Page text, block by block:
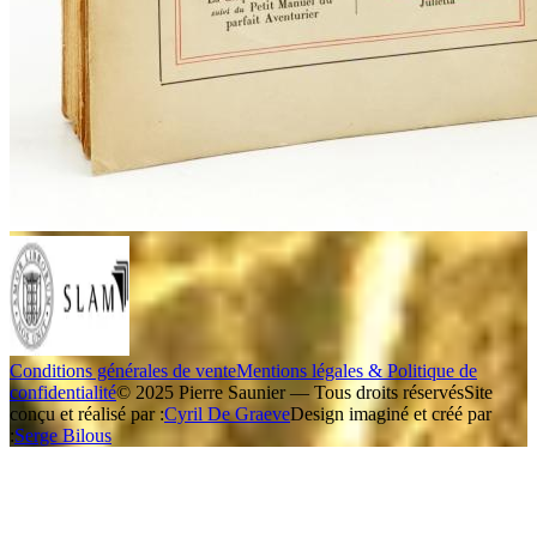
Conditions générales de venteMentions légales & Politique de
confidentialité© 2025 Pierre Saunier — Tous droits réservésSite
conçu et réalisé par :Cyril De GraeveDesign imaginé et créé par
:Serge Bilous